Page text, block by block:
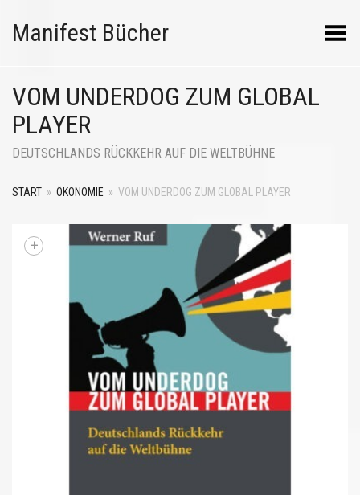
Manifest Bücher Menü umschalten
VOM UNDERDOG ZUM GLOBAL
PLAYER
DEUTSCHLANDS RÜCKKEHR AUF DIE WELTBÜHNE
START » ÖKONOMIE » VOM UNDERDOG ZUM GLOBAL PLAYER
+